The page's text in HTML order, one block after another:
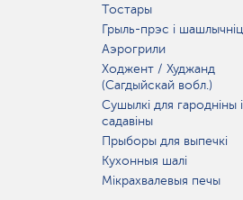
Тостары
Грыль-прэс і
Аэрогрили
Ходжент / Худжанд
(Сагдыйскай вобл.)
Сушылкі для гародніны і
садавіны
Прыборы для выпечкі
Кухонныя шалі
Мікрахвалевыя печы